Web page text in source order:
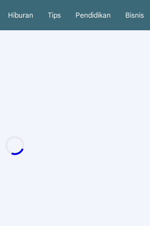
Hiburan Tips Pendidikan Bisnis